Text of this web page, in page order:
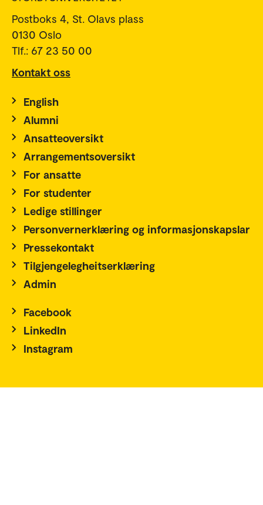
Postboks 4, St. Olavs plass
0130 Oslo
Tlf.: 67 23 50 00
Kontakt oss
English
Alumni
Ansatteoversikt
Arrangementsoversikt
For ansatte
For studenter
Ledige stillinger
Personvernerklæring og informasjonskapslar
Pressekontakt
Tilgjengelegheitserklæring
Admin
Facebook
LinkedIn
Instagram